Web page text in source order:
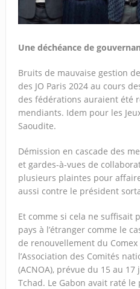
Une déchéance de
Bruits de mauvaise gestion
des JO Paris 2024 au cours
des fédérations auraient été
mendiants. Idem pour les
Saoudite.
Démission en cascade des
et gardes-à-vues de
plusieurs plaintes pour
aussi contre le président
Et comme si cela ne suffisait
pays à l’étranger comme le
de renouvellement du Comex
l’Association des Comités
(ACNOA), prévue du 15 au
Tchad. Le Gabon avait raté